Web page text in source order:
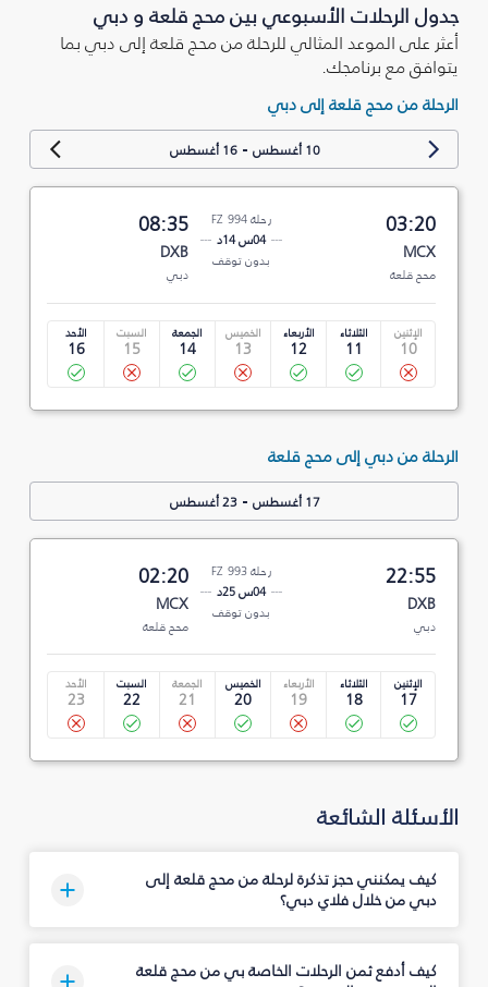
جدول الرحلات الأسبوعي بين محج قلعة و دبي
أعثر على الموعد المثالي للرحلة من محج قلعة إلى دبي بما
يتوافق مع برنامجك.
الرحلة من محج قلعة إلى دبي
10 أغسطس -16 أغسطس
03:20
MCX
محج قلعة
رحلة FZ 994
04س 14د
بدون توقف
08:35
DXB
دبي
الإثنين
10
الثلاثاء
11
الأربعاء
12
الخميس
13
الجمعة
14
السبت
15
الأحد
16
الرحلة من دبي إلى محج قلعة
17 أغسطس -23 أغسطس
22:55
DXB
دبي
رحلة FZ 993
04س 25د
بدون توقف
02:20
MCX
محج قلعة
الإثنين
17
الثلاثاء
18
الأربعاء
19
الخميس
20
الجمعة
21
السبت
22
الأحد
23
الأسئلة الشائعة
كيف يمكنني حجز تذكرة لرحلة من محج قلعة إلى
دبي من خلال فلاي دبي؟
كيف أدفع ثمن الرحلات الخاصة بي من محج قلعة